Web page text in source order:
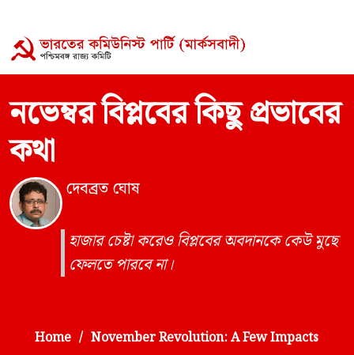
নভেম্বর বিপ্লবের কিছু প্রভাবের
কথা
দেবব্রত ঘোষ
হাজার চেষ্টা করেও বিপ্লবের অবদানকে কেউ মুছে
ফেলতে পারবে না।
Home November Revolution: A Few Impacts